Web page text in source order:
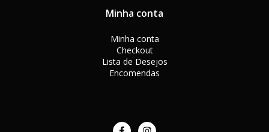
Minha conta
Minha conta
Checkout
Lista de Desejos
Encomendas